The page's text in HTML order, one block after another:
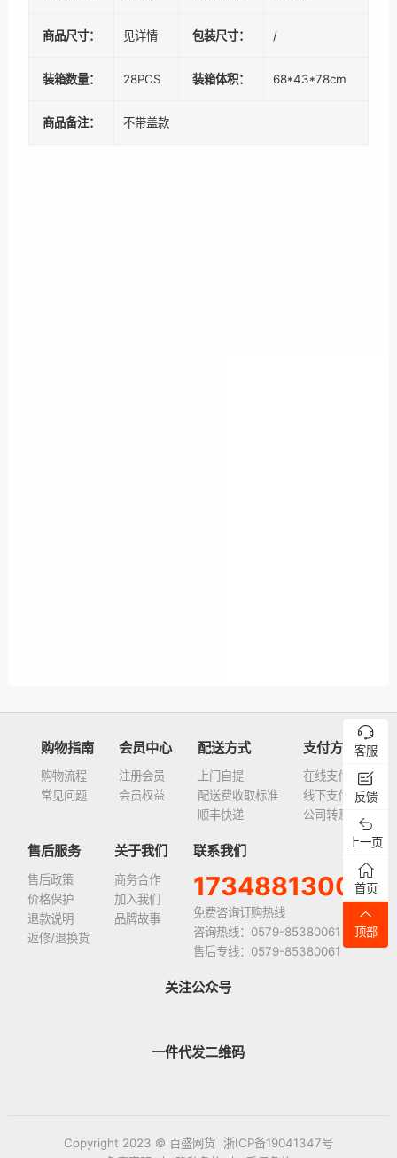
商品尺寸： 见详情 包装尺寸： /
装箱数量： 28PCS 装箱体积： 68*43*78cm
商品备注： 不带盖款
购物指南
购物流程
常见问题
会员中心
注册会员
会员权益
配送方式
上门自提
配送费收取标准
顺丰快递
支付方式
在线支付
线下支付
公司转账
售后服务
售后政策
价格保护
退款说明
返修/退换货
关于我们
商务合作
加入我们
品牌故事
联系我们
17348813008
免费咨询订购热线
咨询热线：0579-85380061
售后专线：0579-85380061
关注公众号
一件代发二维码
Copyright 2023 © 百盛网货
浙ICP备19041347号
客服
反馈
上一页
首页
顶部